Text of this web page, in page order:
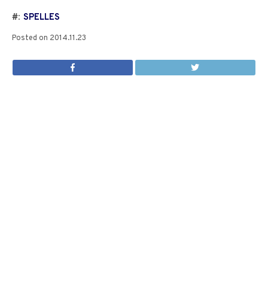
#: SPELLES
Posted on 2014.11.23